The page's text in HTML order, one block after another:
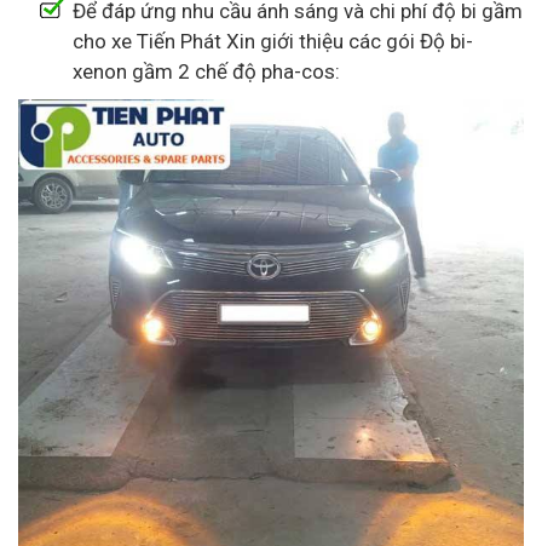
Để đáp ứng nhu cầu ánh sáng và chi phí độ bi gầm
cho xe Tiến Phát Xin giới thiệu các gói Độ bi-
xenon gầm 2 chế độ pha-cos: